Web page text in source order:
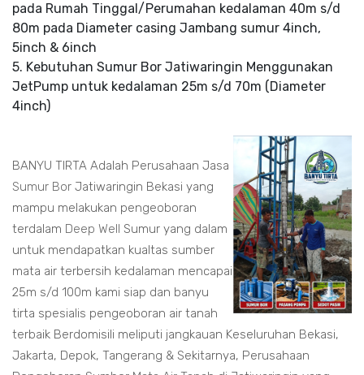
pada Rumah Tinggal/Perumahan kedalaman 40m s/d
80m pada Diameter casing Jambang sumur 4inch,
5inch & 6inch
5. Kebutuhan Sumur Bor Jatiwaringin Menggunakan
JetPump untuk kedalaman 25m s/d 70m (Diameter
4inch)
BANYU TIRTA Adalah Perusahaan Jasa
Sumur Bor Jatiwaringin Bekasi yang
mampu melakukan pengeoboran
terdalam Deep Well
Sumur yang dalam
untuk mendapatkan kualtas sumber
mata air terbersih kedalaman mencapai
25m s/d 100m kami siap dan banyu
tirta spesialis pengeoboran air tanah
terbaik Berdomisili meliputi jangkauan Keseluruhan Bekasi,
Jakarta, Depok, Tangerang & Sekitarnya, Perusahaan